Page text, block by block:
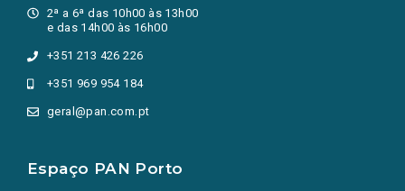
2ª a 6ª das 10h00 às 13h00
e das 14h00 às 16h00
+351 213 426 226
+351 969 954 184
geral@pan.com.pt
Espaço PAN Porto